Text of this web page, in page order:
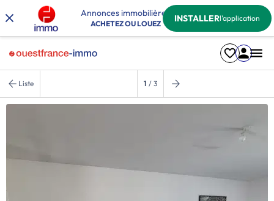
Annonces immobilières
ACHETEZ OU LOUEZ INSTALLERl'application
Liste 1 / 3